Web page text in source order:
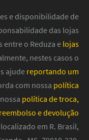
e disponibilidade de
das lojas
entre o Reduza e lojas
nestes casos o
ajudereportando um
com nossa política
política de troca,
reembolso e devolução
em R. Brasil,